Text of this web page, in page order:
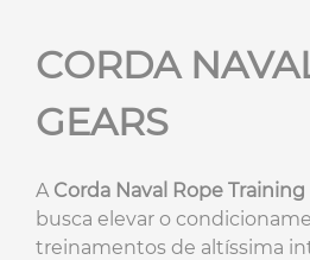
CORDA
GEARS
A Corda Naval Rope Training
busca elevar o
treinamentos de altíssima